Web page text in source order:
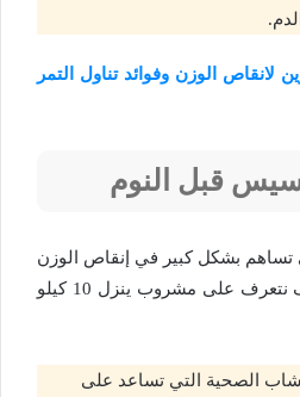
لانقاص الوزن وفوائد تناول التمر
قبل النوم
تساهم بشكل كبير في إنقاص الوزن
قبل النوم، وفيما يلي سوف نتعرف على مشروب ينزل 10 كيلو
الصحية التي تساعد على